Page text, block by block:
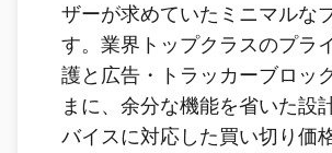
ザーが求めていたミニマルな
す。業界トップクラスのプラ
護と広告・トラッカーブロッ
まに、余分な機能を省いた設
バイスに対応した買い切り価